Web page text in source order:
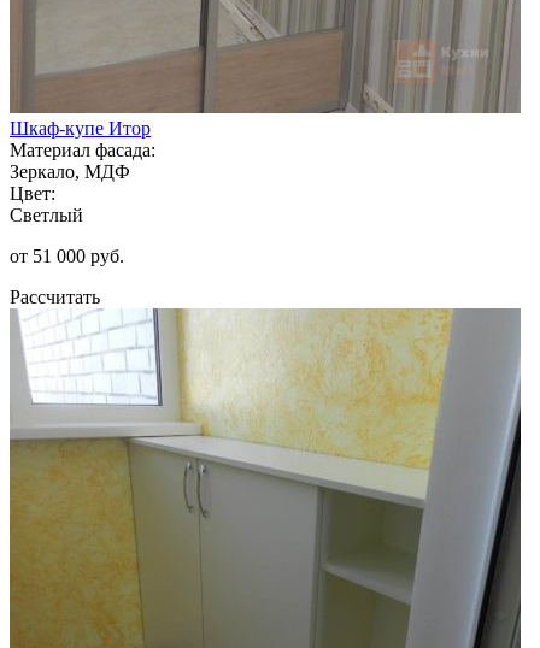
Шкаф-купе Итор
Материал фасада:
Зеркало, МДФ
Цвет:
Светлый
от 51 000 руб.
Рассчитать